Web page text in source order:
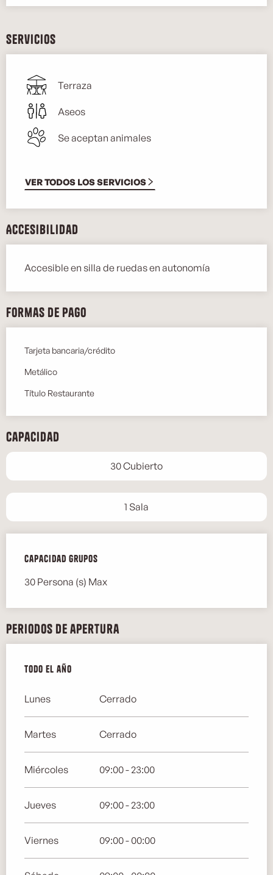
Servicios
Terraza
Aseos
Se aceptan animales
VER TODOS LOS SERVICIOS
Accesibilidad
Accesible en silla de ruedas en autonomía
Formas de pago
Tarjeta bancaria/crédito
Metálico
Título Restaurante
Capacidad
30 Cubierto
1 Sala
Capacidad grupos
Capacidad grupos
30 Persona (s) Max
Periodos de apertura
Todo el año
Todo el año
Lunes Cerrado
Martes Cerrado
Miércoles 09:00 - 23:00
Jueves 09:00 - 23:00
Viernes 09:00 - 00:00